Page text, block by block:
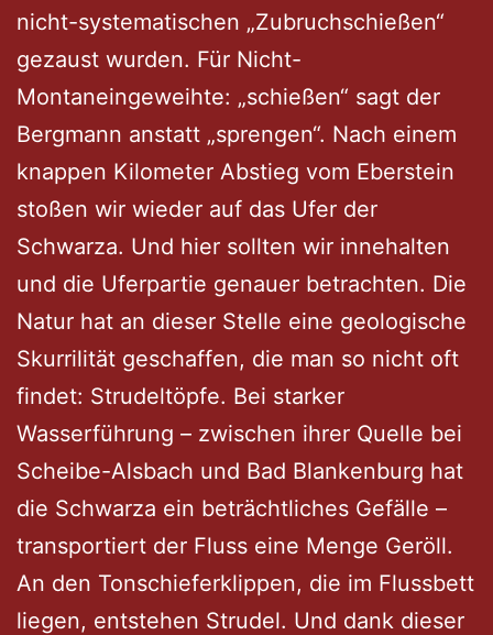
nicht-systematischen „Zubruchschießen“
gezaust wurden. Für Nicht-
Montaneingeweihte: „schießen“ sagt der
Bergmann anstatt „sprengen“. Nach einem
knappen Kilometer Abstieg vom Eberstein
stoßen wir wieder auf das Ufer der
Schwarza. Und hier sollten wir innehalten
und die Uferpartie genauer betrachten. Die
Natur hat an dieser Stelle eine geologische
Skurrilität geschaffen, die man so nicht oft
findet: Strudeltöpfe. Bei starker
Wasserführung – zwischen ihrer Quelle bei
Scheibe-Alsbach und Bad Blankenburg hat
die Schwarza ein beträchtliches Gefälle –
transportiert der Fluss eine Menge Geröll.
An den Tonschieferklippen, die im Flussbett
liegen, entstehen Strudel. Und dank dieser